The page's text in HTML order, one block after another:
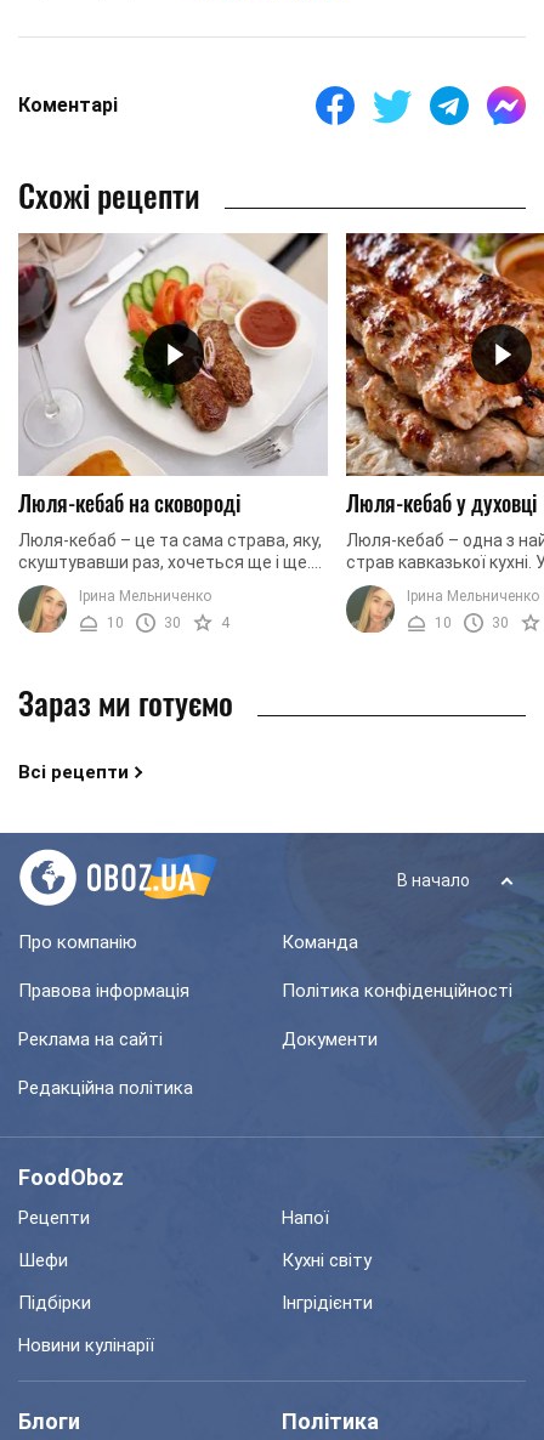
Коментарі
Схожі рецепти
Люля-кебаб на сковороді
Люля-кебаб – це та сама страва, яку,
скуштувавши раз, хочеться ще і ще.
Іноді немає можливості посмажити
люля-кебаб за стандартним
рецептом – на ...
Ірина Мельниченко
10
30 4
Люля-кебаб у духовці
Люля-кебаб – одна з
страв кавказької кухні.
країнах вона
Але баранина – дуже
зіпсувати ...
Ірина Мельниченко
10
30
Зараз ми готуємо
Всі рецепти
В начало
Про компанію Команда
Правова інформація Політика конфіденційності
Реклама на сайті Документи
Редакційна політика
FoodOboz
Рецепти
Напої
Шефи
Кухні світу
Підбірки
Інгрідієнти
Новини кулінарії
Блоги Політика